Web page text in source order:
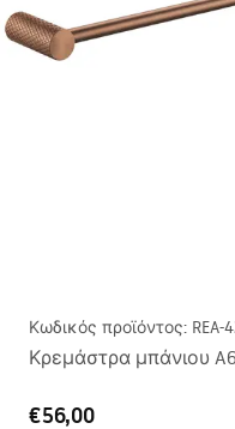
Κωδικός προϊόντος: REA-
Κρεμάστρα μπάνιου
€56,00